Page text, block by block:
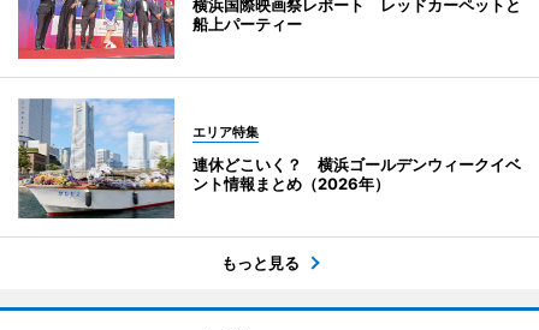
横浜国際映画祭レポート レッドカーペットと
船上パーティー
エリア特集
連休どこいく？ 横浜ゴールデンウィークイベ
ント情報まとめ（2026年）
もっと見る